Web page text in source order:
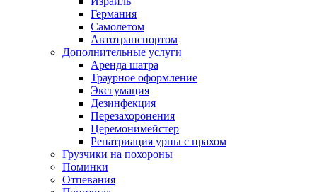
Германия
Самолетом
Автотранспортом
Дополнительные услуги
Аренда шатра
Траурное оформление
Эксгумация
Дезинфекция
Перезахоронения
Церемонимейстер
Репатриация урны с прахом
Грузчики на похороны
Поминки
Отпевания